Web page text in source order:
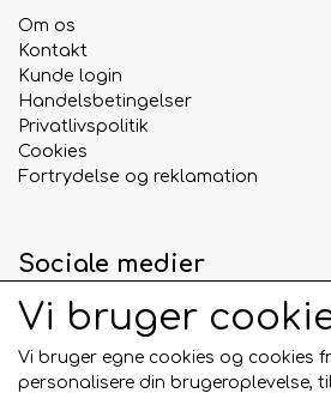
Om os
Kontakt
Kunde login
Handelsbetingelser
Privatlivspolitik
Cookies
Fortrydelse og reklamation
Sociale medier
Vi bruger
Vi bruger egne cookies og cookies
personalisere din brugeroplevelse,